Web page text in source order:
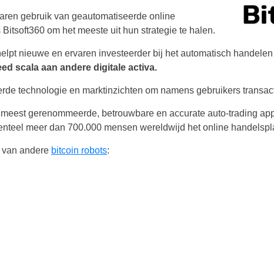
Netherlands
United States
United Kingdom
gebruik van geautomatiseerde online
om het meeste uit hun strategie te halen.
nieuwe en ervaren investeerder bij het automatisch
scala aan andere digitale activa.
technologie en marktinzichten om namens gebruikers
gerenommeerde, betrouwbare en accurate auto-trading
meer dan 700.000 mensen wereldwijd het online
andere bitcoin robots: